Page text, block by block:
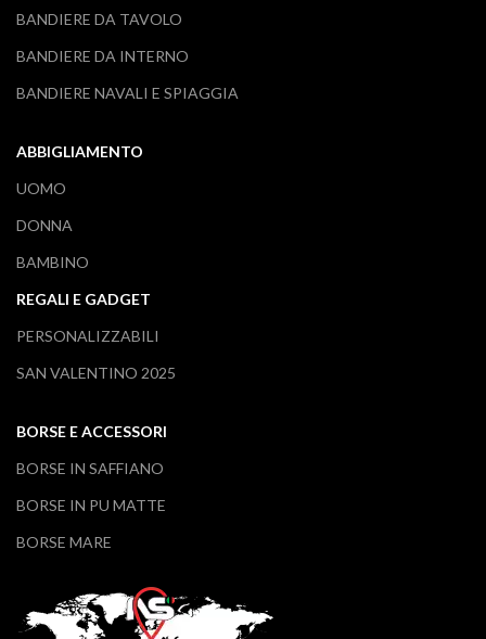
BANDIERE DA TAVOLO
BANDIERE DA INTERNO
BANDIERE NAVALI E SPIAGGIA
ABBIGLIAMENTO
UOMO
DONNA
BAMBINO
REGALI E GADGET
PERSONALIZZABILI
SAN VALENTINO 2025
BORSE E ACCESSORI
BORSE IN SAFFIANO
BORSE IN PU MATTE
BORSE MARE